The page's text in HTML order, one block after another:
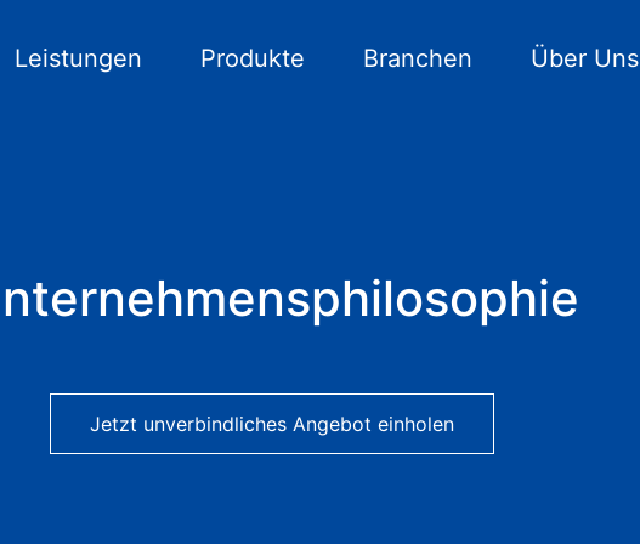
Leistungen Produkte Branchen Über Uns
Jetzt unverbindliches Angebot einholen